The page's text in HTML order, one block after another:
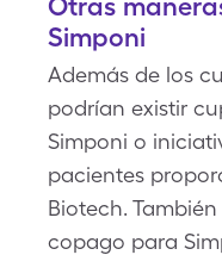
Simponi
Además de los
podrían existir
Simponi o
pacientes
Biotech.
copago para